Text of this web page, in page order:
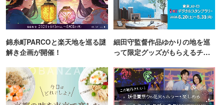
錦糸町PARCOと楽天地を巡る謎
解き企画が開催！
細田守監督作品ゆかりの地を巡
って限定グッズがもらえるチャ